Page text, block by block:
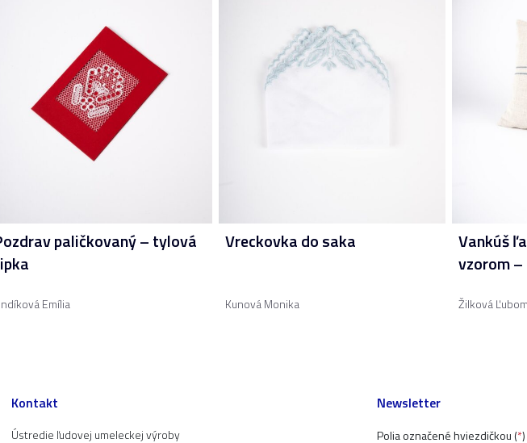
paličkovaný – tylová
Emília
Vreckovka do saka
Kunová Monika
Vankúš
vzorom –
Žilková
Kontakt
Ústredie ľudovej umeleckej výroby
Newsletter
Polia označené hviezdičkou (*